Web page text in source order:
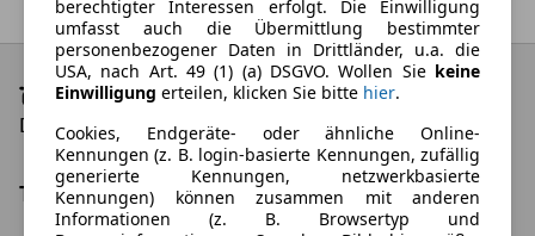
Die besten Leasing-Angebote und Deals
Top Kategorien
berechtigter Interessen erfolgt. Die Einwilligung
umfasst auch die Übermittlung bestimmter
personenbezogener Daten in Drittländer, u.a. die
USA, nach Art. 49 (1) (a) DSGVO. Wollen Sie keine
Einwilligung erteilen, klicken Sie bitte hier.
Cookies, Endgeräte- oder ähnliche Online-
Kennungen (z. B. login-basierte Kennungen, zufällig
generierte Kennungen, netzwerkbasierte
Kennungen) können zusammen mit anderen
Informationen (z. B. Browsertyp und